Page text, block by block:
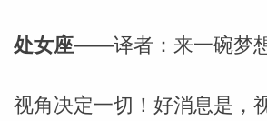
处女座——译者：来一碗梦
视角决定一切！好消息是，